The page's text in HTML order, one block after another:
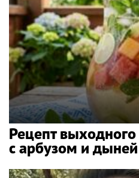
Рецепт
с арбузом и дыней